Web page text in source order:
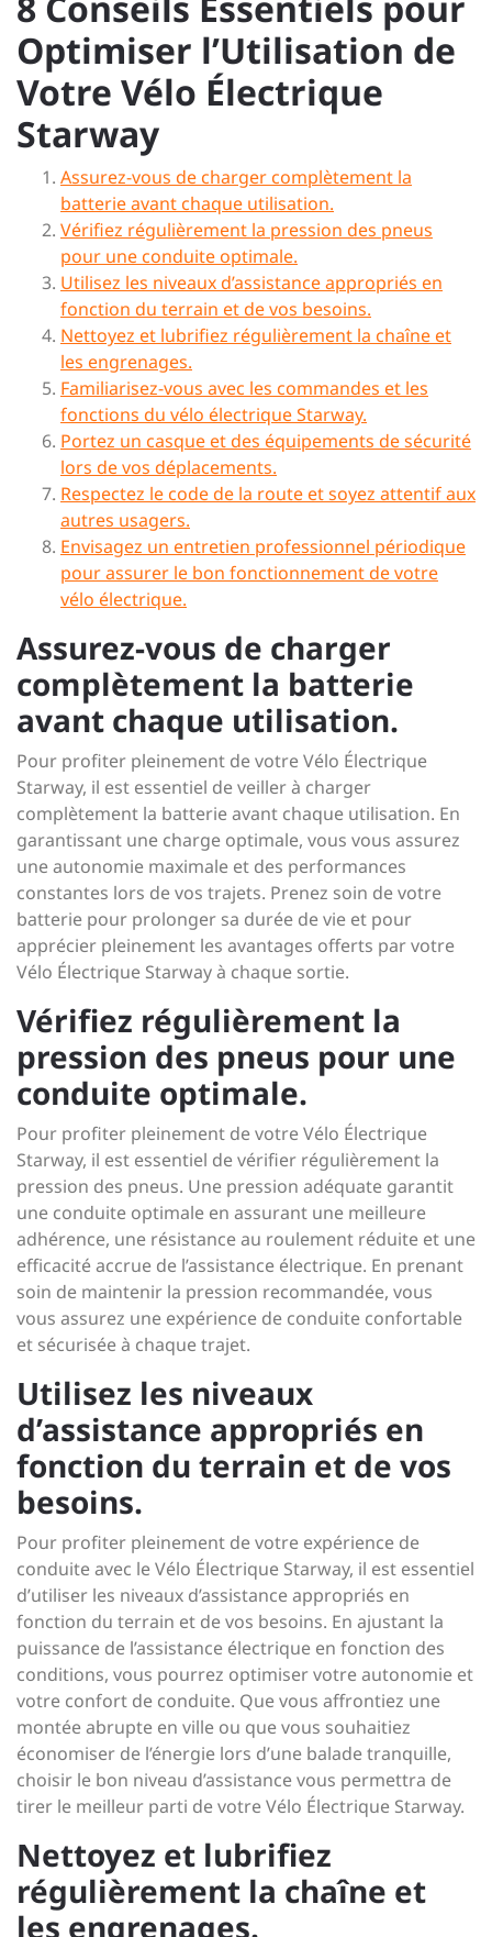
Optimiser l’Utilisation de
Votre Vélo Électrique
Starway
Assurez-vous de charger complètement la
batterie avant chaque utilisation.
Vérifiez régulièrement la pression des pneus
pour une conduite optimale.
Utilisez les niveaux d’assistance appropriés en
fonction du terrain et de vos besoins.
Nettoyez et lubrifiez régulièrement la chaîne et
les engrenages.
Familiarisez-vous avec les commandes et les
fonctions du vélo électrique Starway.
Portez un casque et des équipements de sécurité
lors de vos déplacements.
Respectez le code de la route et soyez attentif aux
autres usagers.
Envisagez un entretien professionnel périodique
pour assurer le bon fonctionnement de votre
vélo électrique.
Assurez-vous de charger
complètement la batterie
avant chaque utilisation.
Pour profiter pleinement de votre Vélo Électrique
Starway, il est essentiel de veiller à charger
complètement la batterie avant chaque utilisation. En
garantissant une charge optimale, vous vous assurez
une autonomie maximale et des performances
constantes lors de vos trajets. Prenez soin de votre
batterie pour prolonger sa durée de vie et pour
apprécier pleinement les avantages offerts par votre
Vélo Électrique Starway à chaque sortie.
Vérifiez régulièrement la
pression des pneus pour une
conduite optimale.
Pour profiter pleinement de votre Vélo Électrique
Starway, il est essentiel de vérifier régulièrement la
pression des pneus. Une pression adéquate garantit
une conduite optimale en assurant une meilleure
adhérence, une résistance au roulement réduite et une
efficacité accrue de l’assistance électrique. En prenant
soin de maintenir la pression recommandée, vous
vous assurez une expérience de conduite confortable
et sécurisée à chaque trajet.
Utilisez les niveaux
d’assistance appropriés en
fonction du terrain et de vos
besoins.
Pour profiter pleinement de votre expérience de
conduite avec le Vélo Électrique Starway, il est essentiel
d’utiliser les niveaux d’assistance appropriés en
fonction du terrain et de vos besoins. En ajustant la
puissance de l’assistance électrique en fonction des
conditions, vous pourrez optimiser votre autonomie et
votre confort de conduite. Que vous affrontiez une
montée abrupte en ville ou que vous souhaitiez
économiser de l’énergie lors d’une balade tranquille,
choisir le bon niveau d’assistance vous permettra de
tirer le meilleur parti de votre Vélo Électrique Starway.
Nettoyez et lubrifiez
régulièrement la chaîne et
les engrenages.